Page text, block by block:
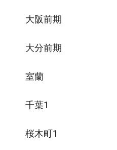
大阪前期
大分前期
室蘭
千葉1
桜木町1